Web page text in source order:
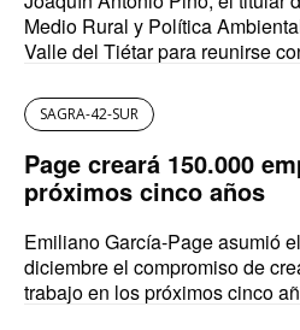
Medio Rural y Política
Valle del Tiétar para reunirse
SAGRA-42-SUR
Page creará 150.000
próximos cinco años
Emiliano García-Page asumió
diciembre el compromiso de
trabajo en los próximos cinco